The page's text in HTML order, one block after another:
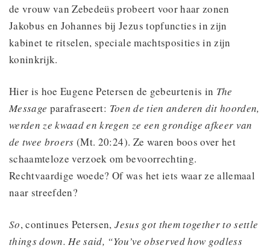
de vrouw van Zebedeüs probeert voor haar zonen
Jakobus en Johannes bij Jezus topfuncties in zijn
kabinet te ritselen, speciale machtsposities in zijn
koninkrijk.
Hier is hoe Eugene Petersen de gebeurtenis in The
Message parafraseert: Toen de tien anderen dit hoorden,
werden ze kwaad en kregen ze een grondige afkeer van
de twee broers (Mt. 20:24). Ze waren boos over het
schaamteloze verzoek om bevoorrechting.
Rechtvaardige woede? Of was het iets waar ze allemaal
naar streefden?
So, continues Petersen,Jesus got them together to settle
things down. He said, “You’ve observed how godless